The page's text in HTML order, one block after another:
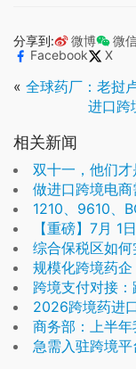
分享到: 微博 微
Facebook
X
« 全球药厂：老挝
进口跨
相关新闻
双十一，他们才
做进口跨境电商需
1210、9610、
【重磅】7月 1日跨境新规
综合保税区如何
规模化跨境药
跨境支付对接
2026跨境药进口
商务部：上半
急需入驻跨境